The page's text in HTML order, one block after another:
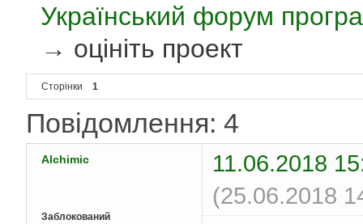
Український форум
→ оцініть проект
Сторінки 1
Повідомлення: 4
Alchimic
11.06.2018
(25.06.2018
Заблокований